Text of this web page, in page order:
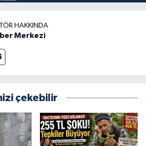
HAKKINDA
Merkezi
çekebilir